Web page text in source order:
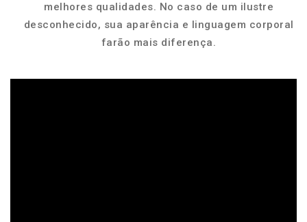
melhores qualidades. No caso de um ilustre
desconhecido, sua aparência e linguagem corporal
farão mais diferença.